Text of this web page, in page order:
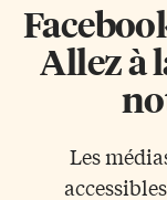
Allez à
Les